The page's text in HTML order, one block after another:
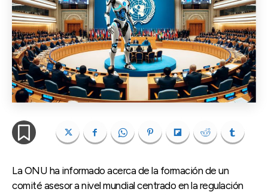
La ONU ha informado acerca de la formación de un
comité asesor a nivel mundial centrado en la regulación